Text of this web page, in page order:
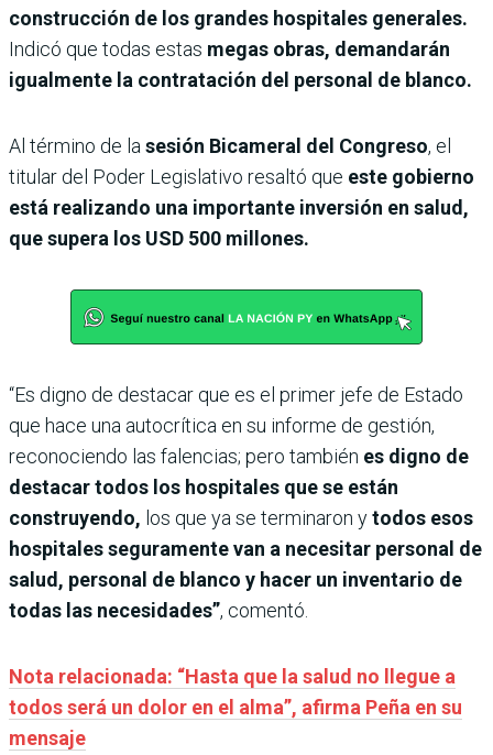
construcción de los grandes hospitales generales.
Indicó que todas estas megas obras, demandarán
igualmente la contratación del personal de blanco.
Al término de la sesión Bicameral del Congreso, el
titular del Poder Legislativo resaltó que este gobierno
está realizando una importante inversión en salud,
que supera los USD 500 millones.
“Es digno de destacar que es el primer jefe de Estado
que hace una autocrítica en su informe de gestión,
reconociendo las falencias; pero también es digno de
destacar todos los hospitales que se están
construyendo, los que ya se terminaron ytodos esos
hospitales seguramente van a necesitar personal de
salud, personal de blanco y hacer un inventario de
todas las necesidades”, comentó.
Nota relacionada: “Hasta que la salud no llegue a
todos será un dolor en el alma”, afirma Peña en su
mensaje